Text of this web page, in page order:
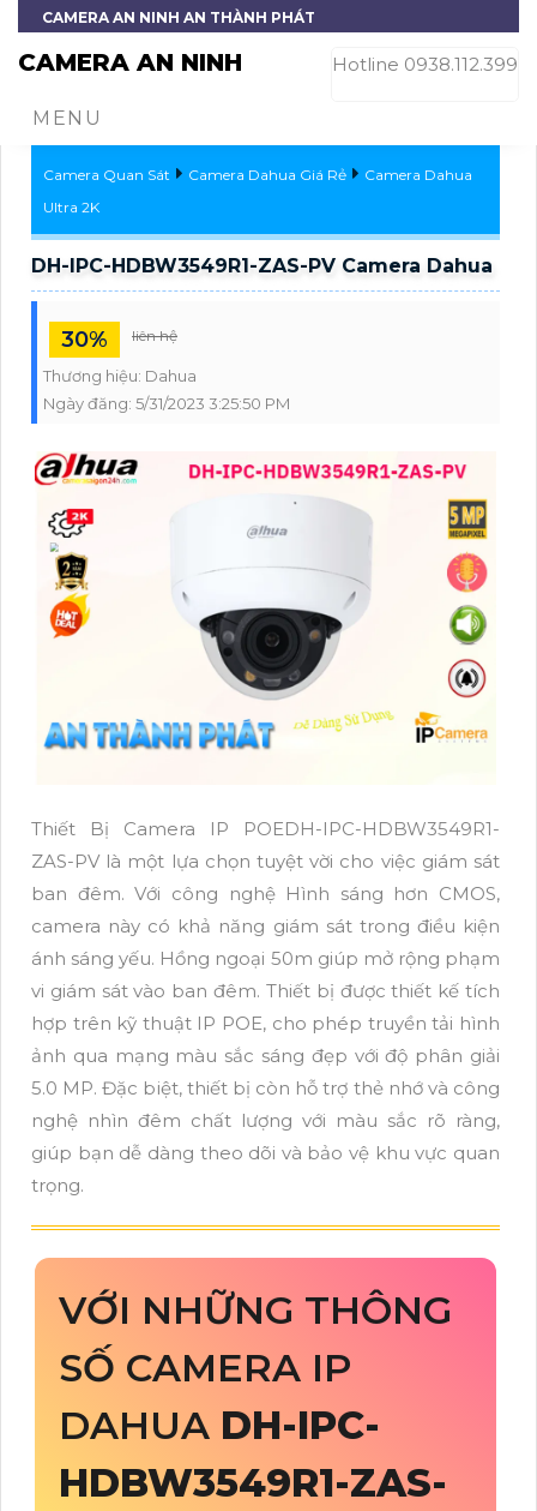
CAMERA AN NINH AN THÀNH PHÁT
CAMERA AN NINH Hotline 0938.112.399
MENU
Camera Quan Sát Camera Dahua Giá Rẻ
Camera Dahua
Ultra 2K
DH-IPC-HDBW3549R1-ZAS-PV Camera Dahua
30% liên hệ
Thương hiệu: Dahua
Ngày đăng: 5/31/2023 3:25:50 PM
Thiết Bị Camera IP POEDH-IPC-HDBW3549R1-
ZAS-PV là một lựa chọn tuyệt vời cho việc giám sát
ban đêm. Với công nghệ Hình sáng hơn CMOS,
camera này có khả năng giám sát trong điều kiện
ánh sáng yếu. Hồng ngoại 50m giúp mở rộng phạm
vi giám sát vào ban đêm. Thiết bị được thiết kế tích
hợp trên kỹ thuật IP POE, cho phép truyền tải hình
ảnh qua mạng màu sắc sáng đẹp với độ phân giải
5.0 MP. Đặc biệt, thiết bị còn hỗ trợ thẻ nhớ và công
nghệ nhìn đêm chất lượng với màu sắc rõ ràng,
giúp bạn dễ dàng theo dõi và bảo vệ khu vực quan
trọng.
VỚI NHỮNG THÔNG
SỐ CAMERA IP
DAHUA DH-IPC-
HDBW3549R1-ZAS-